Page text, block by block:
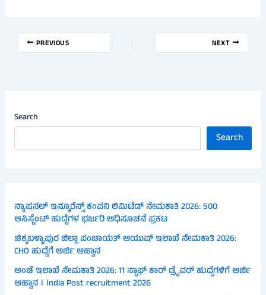
PREVIOUS NEXT
Search
Search
ನ್ಯಾಷನಲ್ ಇನ್ಶೂರೆನ್ಸ್ ಕಂಪನಿ ಲಿಮಿಟೆಡ್ ನೇಮಕಾತಿ 2026: 500
ಅಸಿಸ್ಟೆಂಟ್ ಹುದ್ದೆಗಳ ಭರ್ಜರಿ ಅಧಿಸೂಚನೆ ಪ್ರಕಟ
ಚಿಕ್ಕಬಳ್ಳಾಪುರ ಜಿಲ್ಲಾ ಪಂಚಾಯತ್ ಆಯುಷ್ ಇಲಾಖೆ ನೇಮಕಾತಿ 2026:
CHO ಹುದ್ದೆಗೆ ಅರ್ಜಿ ಆಹ್ವಾನ
ಅಂಚೆ ಇಲಾಖೆ ನೇಮಕಾತಿ 2026: 11 ಸ್ಟಾಫ್ ಕಾರ್ ಡ್ರೈವರ್ ಹುದ್ದೆಗಳಿಗೆ ಅರ್ಜಿ
ಆಹ್ವಾನ । India Post recruitment 2026